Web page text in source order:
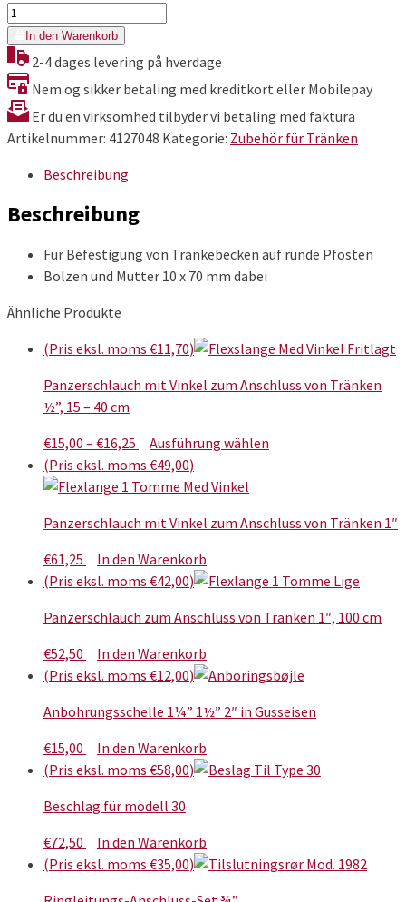
Beschlag
für
runde
Pfosten
Menge
In den Warenkorb
2-4 dages levering på hverdage
Nem og sikker betaling med kreditkort eller Mobilepay
Er du en virksomhed tilbyder vi betaling med faktura
Artikelnummer: 4127048 Kategorie: Zubehör für Tränken
Beschreibung
Beschreibung
Für Befestigung von Tränkebecken auf runde Pfosten
Bolzen und Mutter 10 x 70 mm dabei
Ähnliche Produkte
(Pris eksl. moms €11,70)
Panzerschlauch mit Vinkel zum Anschluss von Tränken
½”, 15 – 40 cm
€15,00 – €16,25 Preisspanne:
€15,00
bis
Ausführung wählen
Varianten
Die
Optionen
können
Produktseite
gewählt
werden
(Pris eksl. moms €49,00)
Panzerschlauch mit Vinkel zum Anschluss von Tränken 1″
€61,25
In den Warenkorb
(Pris eksl. moms €42,00)
Panzerschlauch zum Anschluss von Tränken 1″, 100 cm
€52,50
In den Warenkorb
(Pris eksl. moms €12,00)
Anbohrungsschelle 1¼” 1½” 2″ in Gusseisen
€15,00
In den Warenkorb
(Pris eksl. moms €58,00)
Beschlag für modell 30
€72,50
In den Warenkorb
(Pris eksl. moms €35,00)